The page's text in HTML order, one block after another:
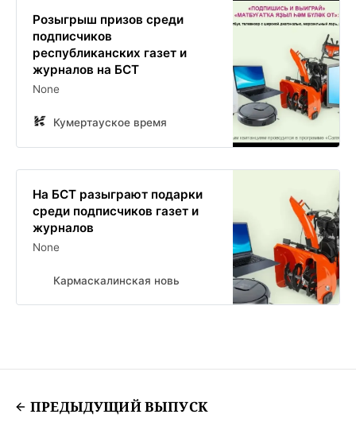
Розыгрыш призов среди
подписчиков
республиканских газет и
журналов на БСТ
None
Кумертауское время
На БСТ разыграют подарки
среди подписчиков газет и
журналов
None
Кармаскалинская новь
ПРЕДЫДУЩИЙ ВЫПУСК